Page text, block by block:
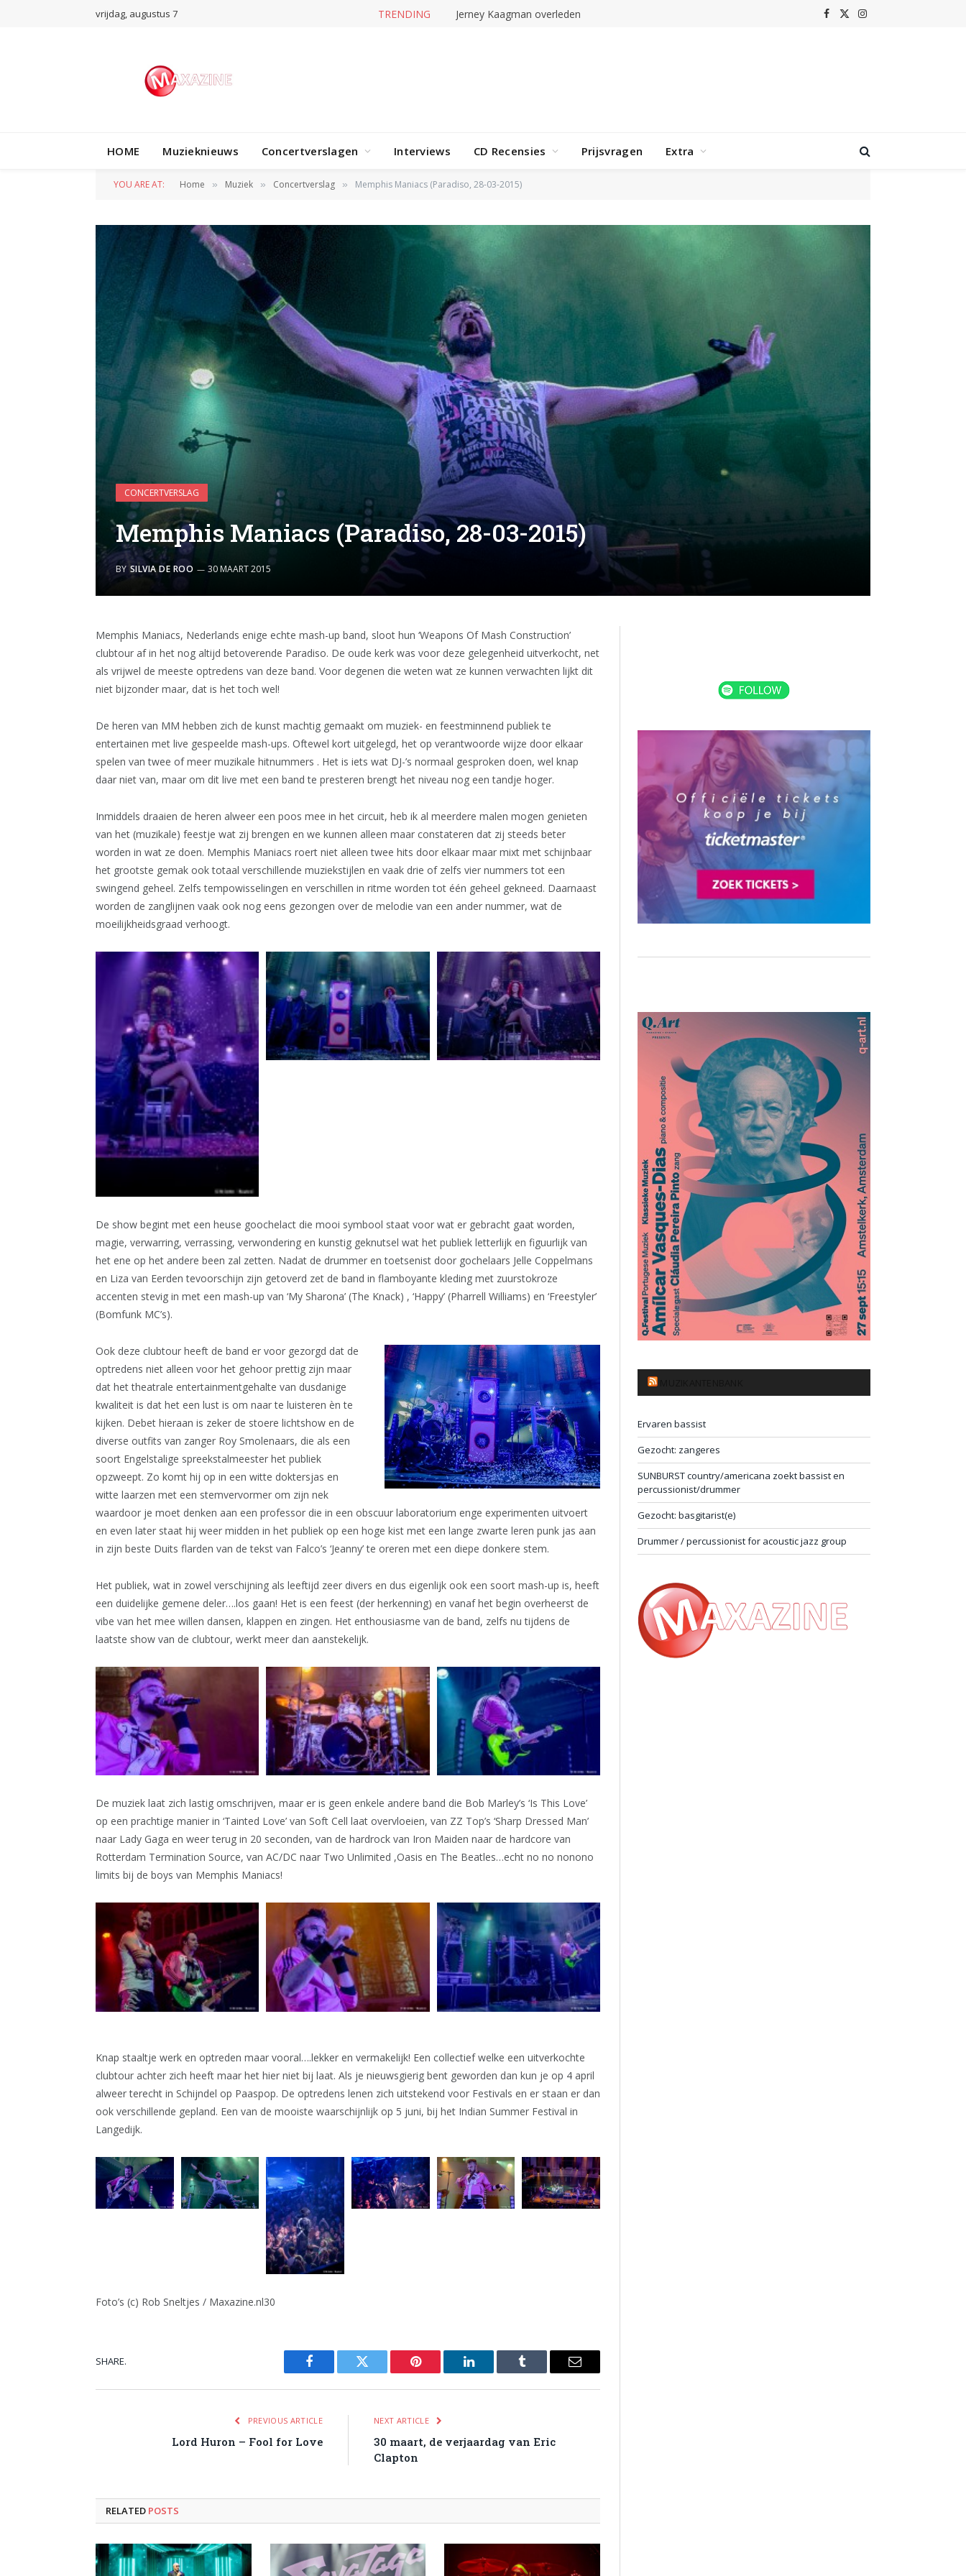
vrijdag, augustus 7 TRENDING Jerney Kaagman overleden Facebook
X
Instagram
HOME Muzieknieuws Concertverslagen Interviews CD Recensies Prijsvragen Extra
YOU ARE AT: Home » Muziek » Concertverslag » Memphis Maniacs (Paradiso, 28-03-2015)
CONCERTVERSLAG
Memphis Maniacs (Paradiso, 28-03-2015)
BY SILVIA DE ROO 30 MAART 2015
Memphis Maniacs, Nederlands enige echte mash-up band, sloot hun ‘Weapons Of Mash Construction’
clubtour af in het nog altijd betoverende Paradiso. De oude kerk was voor deze gelegenheid uitverkocht, net
als vrijwel de meeste optredens van deze band. Voor degenen die weten wat ze kunnen verwachten lijkt dit
niet bijzonder maar, dat is het toch wel!
De heren van MM hebben zich de kunst machtig gemaakt om muziek- en feestminnend publiek te
entertainen met live gespeelde mash-ups. Oftewel kort uitgelegd, het op verantwoorde wijze door elkaar
spelen van twee of meer muzikale hitnummers . Het is iets wat DJ-’s normaal gesproken doen, wel knap
daar niet van, maar om dit live met een band te presteren brengt het niveau nog een tandje hoger.
Inmiddels draaien de heren alweer een poos mee in het circuit, heb ik al meerdere malen mogen genieten
van het (muzikale) feestje wat zij brengen en we kunnen alleen maar constateren dat zij steeds beter
worden in wat ze doen. Memphis Maniacs roert niet alleen twee hits door elkaar maar mixt met schijnbaar
het grootste gemak ook totaal verschillende muziekstijlen en vaak drie of zelfs vier nummers tot een
swingend geheel. Zelfs tempowisselingen en verschillen in ritme worden tot één geheel gekneed. Daarnaast
worden de zanglijnen vaak ook nog eens gezongen over de melodie van een ander nummer, wat de
moeilijkheidsgraad verhoogt.
De show begint met een heuse goochelact die mooi symbool staat voor wat er gebracht gaat worden,
magie, verwarring, verrassing, verwondering en kunstig geknutsel wat het publiek letterlijk en figuurlijk van
het ene op het andere been zal zetten. Nadat de drummer en toetsenist door gochelaars Jelle Coppelmans
en Liza van Eerden tevoorschijn zijn getoverd zet de band in flamboyante kleding met zuurstokroze
accenten stevig in met een mash-up van ‘My Sharona’ (The Knack) , ‘Happy’ (Pharrell Williams) en ‘Freestyler’
(Bomfunk MC’s).
Ook deze clubtour heeft de band er voor gezorgd dat de
optredens niet alleen voor het gehoor prettig zijn maar
dat het theatrale entertainmentgehalte van dusdanige
kwaliteit is dat het een lust is om naar te luisteren èn te
kijken. Debet hieraan is zeker de stoere lichtshow en de
diverse outfits van zanger Roy Smolenaars, die als een
soort Engelstalige spreekstalmeester het publiek
opzweept. Zo komt hij op in een witte doktersjas en
witte laarzen met een stemvervormer om zijn nek
waardoor je moet denken aan een professor die in een obscuur laboratorium enge experimenten uitvoert
en even later staat hij weer midden in het publiek op een hoge kist met een lange zwarte leren punk jas aan
in zijn beste Duits flarden van de tekst van Falco’s ‘Jeanny’ te oreren met een diepe donkere stem.
Het publiek, wat in zowel verschijning als leeftijd zeer divers en dus eigenlijk ook een soort mash-up is, heeft
een duidelijke gemene deler….los gaan! Het is een feest (der herkenning) en vanaf het begin overheerst de
vibe van het mee willen dansen, klappen en zingen. Het enthousiasme van de band, zelfs nu tijdens de
laatste show van de clubtour, werkt meer dan aanstekelijk.
De muziek laat zich lastig omschrijven, maar er is geen enkele andere band die Bob Marley’s ‘Is This Love’
op een prachtige manier in ‘Tainted Love’ van Soft Cell laat overvloeien, van ZZ Top’s ‘Sharp Dressed Man’
naar Lady Gaga en weer terug in 20 seconden, van de hardrock van Iron Maiden naar de hardcore van
Rotterdam Termination Source, van AC/DC naar Two Unlimited ,Oasis en The Beatles…echt no no nonono
limits bij de boys van Memphis Maniacs!
Knap staaltje werk en optreden maar vooral….lekker en vermakelijk! Een collectief welke een uitverkochte
clubtour achter zich heeft maar het hier niet bij laat. Als je nieuwsgierig bent geworden dan kun je op 4 april
alweer terecht in Schijndel op Paaspop. De optredens lenen zich uitstekend voor Festivals en er staan er dan
ook verschillende gepland. Een van de mooiste waarschijnlijk op 5 juni, bij het Indian Summer Festival in
Langedijk.
Foto’s (c) Rob Sneltjes / Maxazine.nl30
SHARE.
Facebook Twitter Pinterest LinkedIn Tumblr Email
PREVIOUS ARTICLE
Lord Huron – Fool for Love
NEXT ARTICLE
30 maart, de verjaardag van Eric
Clapton
RELATED POSTS
Ervaren bassist
Gezocht: zangeres
SUNBURST country/americana zoekt bassist en
percussionist/drummer
Gezocht: basgitarist(e)
Drummer / percussionist for acoustic jazz group